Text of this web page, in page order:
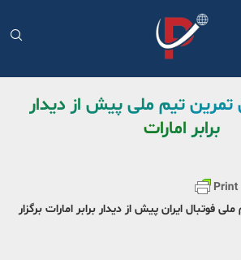
تمرین تیم ملی پیش از دیدار
برابر امارات
فوتبال ایران پیش از دیدار برابر امارات برگزار